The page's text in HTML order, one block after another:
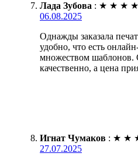
Лада Зубова : ★ ★ ★ ★
06.08.2025
Однажды заказала
удобно, что есть
множеством шаблонов.
качественно, а цена
Игнат Чумаков : ★ ★
27.07.2025